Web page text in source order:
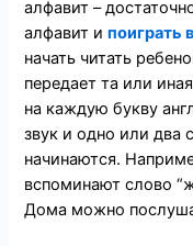
алфавит –
алфавит ипоиграть
начать читать
передает та или
на каждую букву
звук и одно или два
начинаются.
вспоминают слово
Дома можно